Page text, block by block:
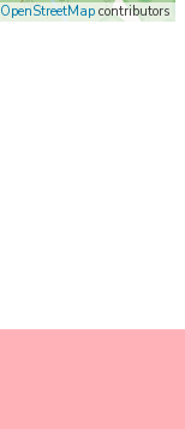
OpenStreetMap contributors